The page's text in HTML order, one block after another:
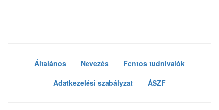
Általános Nevezés
Fontos tudnivalók
Adatkezelési szabályzat
ÁSZF